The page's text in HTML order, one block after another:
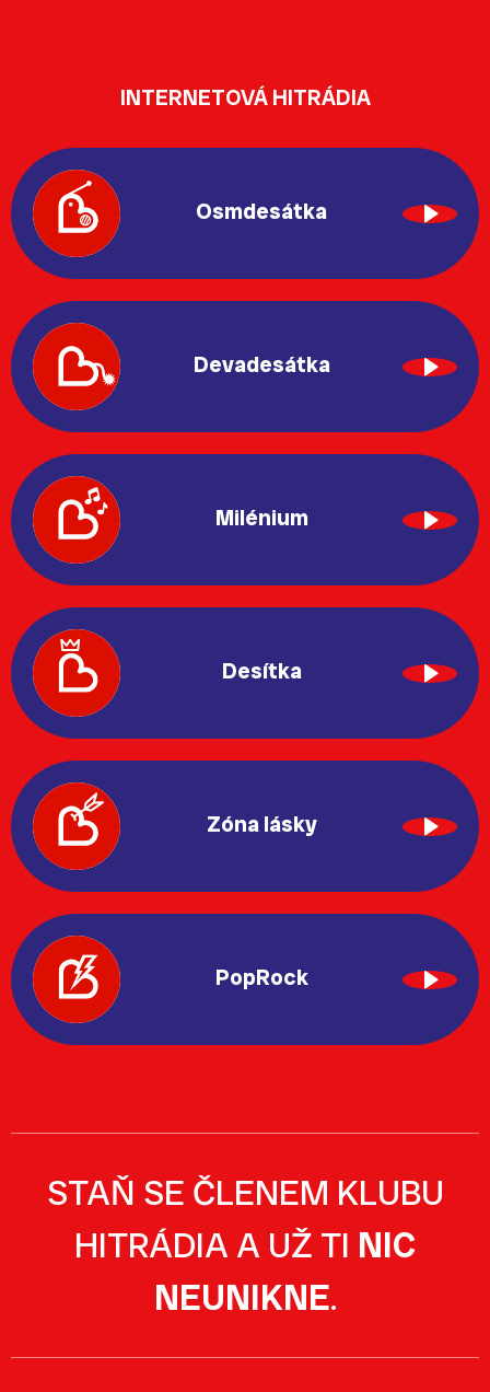
INTERNETOVÁ HITRÁDIA
Osmdesátka
Devadesátka
Milénium
Desítka
Zóna lásky
PopRock
STAŇ SE ČLENEM KLUBU
HITRÁDIA A UŽ TI NIC
NEUNIKNE.